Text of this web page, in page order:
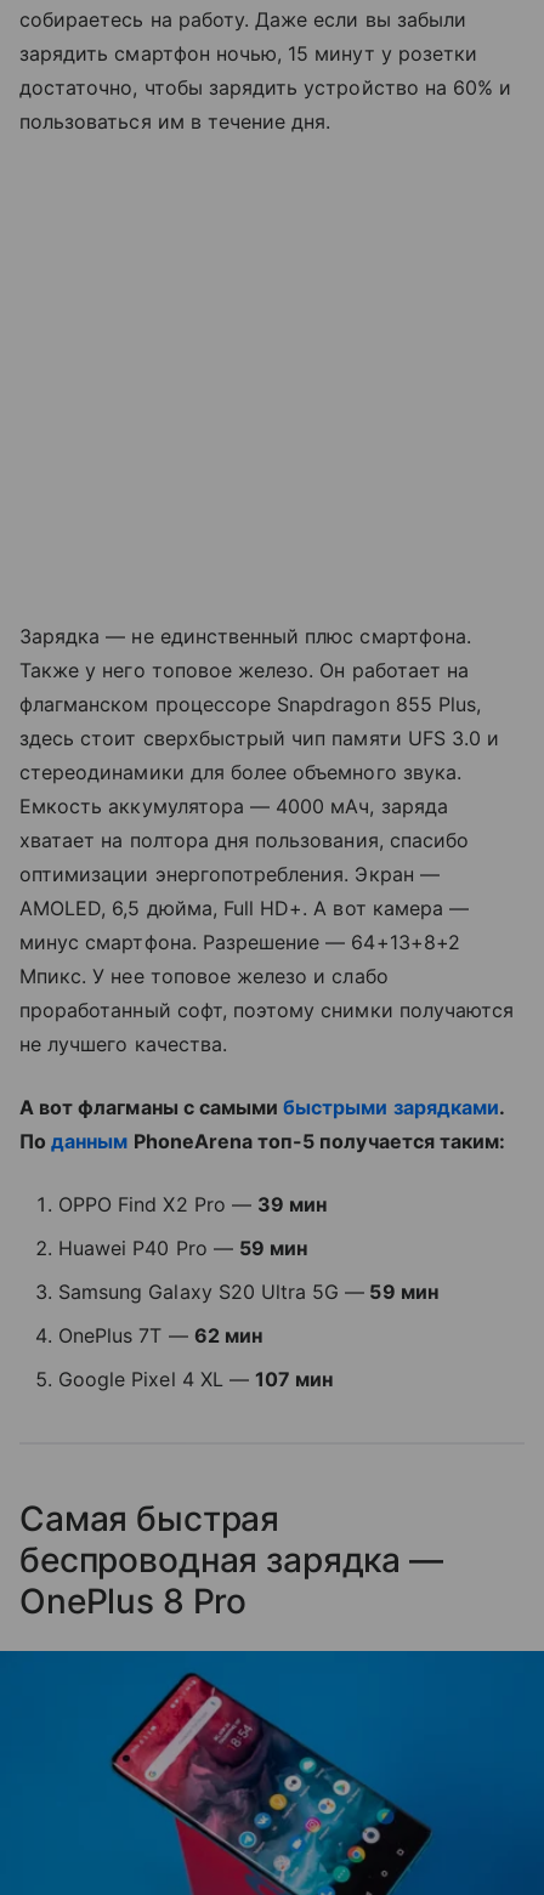
собираетесь на работу. Даже если вы забыли
зарядить смартфон ночью, 15 минут у розетки
достаточно, чтобы зарядить устройство на 60% и
пользоваться им в течение дня.
Зарядка — не единственный плюс смартфона.
Также у него топовое железо. Он работает на
флагманском процессоре Snapdragon 855 Plus,
здесь стоит сверхбыстрый чип памяти UFS 3.0 и
стереодинамики для более объемного звука.
Емкость аккумулятора — 4000 мАч, заряда
хватает на полтора дня пользования, спасибо
оптимизации энергопотребления. Экран —
AMOLED, 6,5 дюйма, Full HD+. А вот камера —
минус смартфона. Разрешение — 64+13+8+2
Мпикс. У нее топовое железо и слабо
проработанный софт, поэтому снимки получаются
не лучшего качества.
А вот флагманы с самымибыстрыми зарядками.
Поданным PhoneArena топ-5 получается таким:
OPPO Find X2 Pro — 39 мин
Huawei P40 Pro — 59 мин
Samsung Galaxy S20 Ultra 5G — 59 мин
OnePlus 7T — 62 мин
Google Pixel 4 XL — 107 мин
Самая быстрая
беспроводная зарядка —
OnePlus 8 Pro